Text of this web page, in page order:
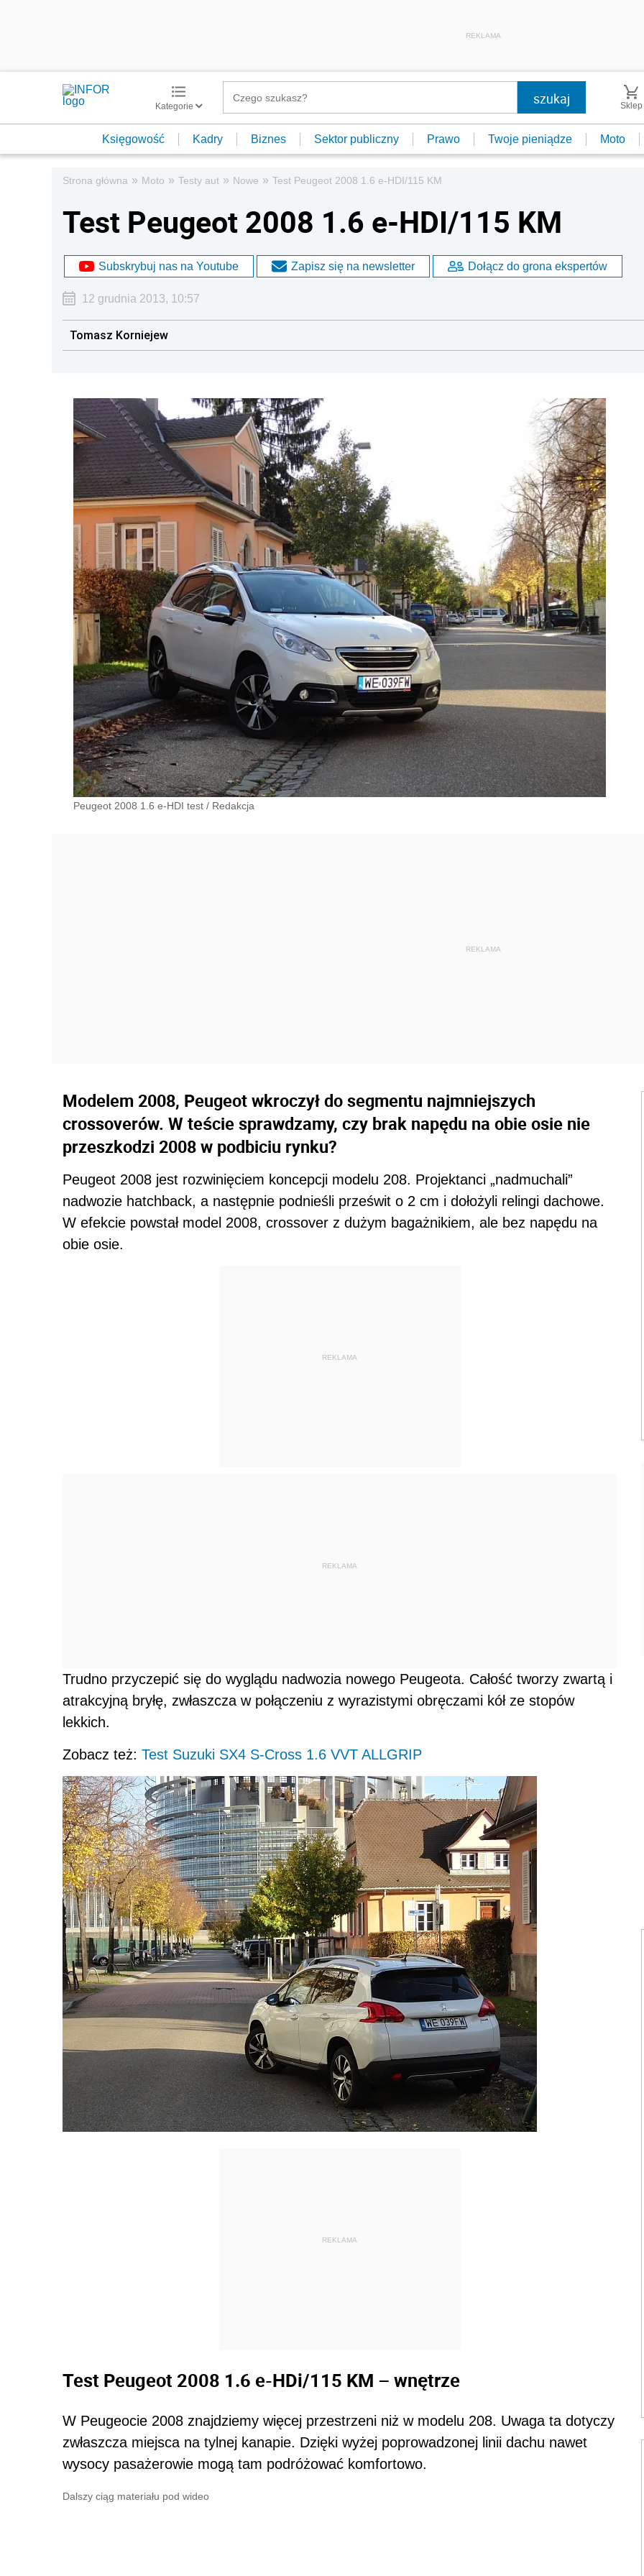
REKLAMA
Kategorie Sklep
Księgowość Kadry Biznes Sektor publiczny Prawo Twoje pieniądze Moto
Strona główna » Moto » Testy aut » Nowe » Test Peugeot 2008 1.6 e-HDI/115 KM
Test Peugeot 2008 1.6 e-HDI/115 KM
Subskrybuj nas na Youtube Zapisz się na newsletter Dołącz do grona ekspertów
12 grudnia 2013, 10:57
Tomasz Korniejew
Peugeot 2008 1.6 e-HDI test / Redakcja
Modelem 2008, Peugeot wkroczył do segmentu najmniejszych
crossoverów. W teście sprawdzamy, czy brak napędu na obie osie nie
przeszkodzi 2008 w podbiciu rynku?
Peugeot 2008 jest rozwinięciem koncepcji modelu 208. Projektanci „nadmuchali”
nadwozie hatchback, a następnie podnieśli prześwit o 2 cm i dołożyli relingi dachowe.
W efekcie powstał model 2008, crossover z dużym bagażnikiem, ale bez napędu na
obie osie.
REKLAMA
REKLAMA
Trudno przyczepić się do wyglądu nadwozia nowego Peugeota. Całość tworzy zwartą i
atrakcyjną bryłę, zwłaszcza w połączeniu z wyrazistymi obręczami kół ze stopów
lekkich.
Zobacz też: Test Suzuki SX4 S-Cross 1.6 VVT ALLGRIP
REKLAMA
Test Peugeot 2008 1.6 e-HDi/115 KM – wnętrze
W Peugeocie 2008 znajdziemy więcej przestrzeni niż w modelu 208. Uwaga ta dotyczy
zwłaszcza miejsca na tylnej kanapie. Dzięki wyżej poprowadzonej linii dachu nawet
wysocy pasażerowie mogą tam podróżować komfortowo.
Dalszy ciąg materiału pod wideo